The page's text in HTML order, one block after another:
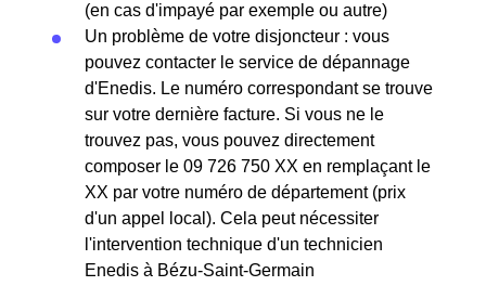
(en cas d'impayé par exemple ou autre)
Un problème de votre disjoncteur : vous
pouvez contacter le service de dépannage
d'Enedis. Le numéro correspondant se trouve
sur votre dernière facture. Si vous ne le
trouvez pas, vous pouvez directement
composer le 09 726 750 XX en remplaçant le
XX par votre numéro de département (prix
d'un appel local). Cela peut nécessiter
l'intervention technique d'un technicien
Enedis à Bézu-Saint-Germain